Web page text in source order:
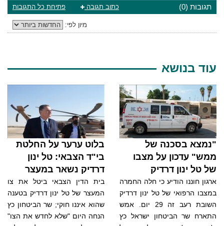
תגובות (0) פתיחת כל התגובות כתוב תגובה
מיון לפי:
עוד בנושא
"נמצא בסכנה של
ממש" עדכון על מצבו
של טל ינון דרדיק
ארגון חוננו הודיע כי חלה החמרה
במצבו הרפואי של טל ינון דרדיק
השובת רעב זה 29 יום. אמש
התארח שר הביטחון ישראל כץ
בלוט ערער על החלטת
בי"ד הצבאי: טל ינון
דרדיק נשאר במעצר
בית הדין הצבאי ביטל את צו
המעצר של טל ינון דרדיק בטענה
שהוא איננו חוקי; שר הביטחון כץ
הנחה היום "שלא לחדש את הצו"